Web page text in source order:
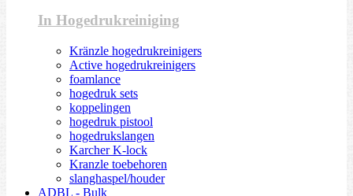
In Hogedrukreiniging
Kränzle hogedrukreinigers
Active hogedrukreinigers
foamlance
hogedruk sets
koppelingen
hogedruk pistool
hogedrukslangen
Karcher K-lock
Kranzle toebehoren
slanghaspel/houder
ADBL - Bulk